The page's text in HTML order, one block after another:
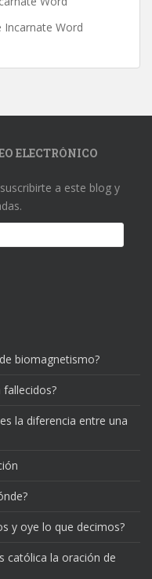
Word
ELECTRÓNICO
a este blog y
biomagnetismo?
fallecidos?
la diferencia entre una
y oye lo que decimos?
católica la oración de